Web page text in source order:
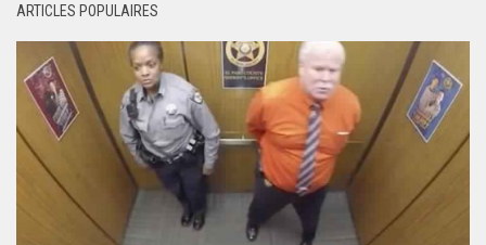
ARTICLES POPULAIRES